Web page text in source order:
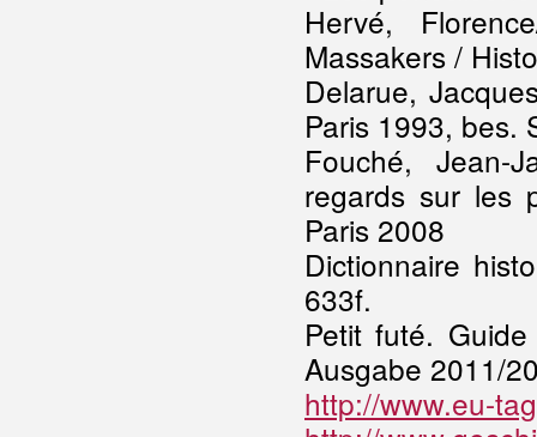
Hervé,
Massakers /
Delarue,
Paris 1993, bes.
Fouché, Jean-
regards sur les
Paris 2008
Dictionnaire
633f.
Petit futé.
Ausgabe 2011/
http://www.eu-